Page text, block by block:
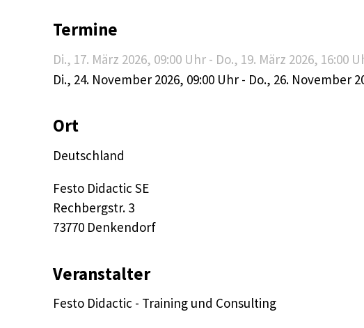
Termine
Di., 17. März 2026, 09:00 Uhr - Do., 19. März 2026, 16:00
Di., 24. November 2026, 09:00 Uhr - Do., 26. November
Ort
Deutschland
Festo Didactic SE
Rechbergstr. 3
73770 Denkendorf
Veranstalter
Festo Didactic - Training und Consulting